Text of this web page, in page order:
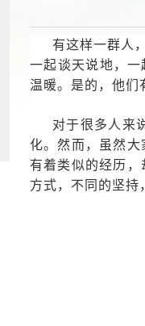
有这样一群人
一起谈天说地，
温暖。是的，他
对于很多人来
化。然而，虽然
有着类似的经历
方式，不同的坚持